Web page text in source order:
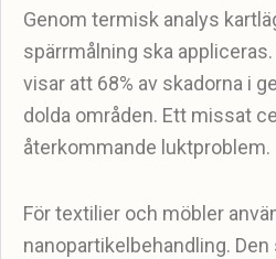
Genom termisk analys
spärrmålning ska
visar att 68% av skadorna i
dolda områden. Ett missat
återkommande luktproblem.
För textilier och möbler
nanopartikelbehandling.